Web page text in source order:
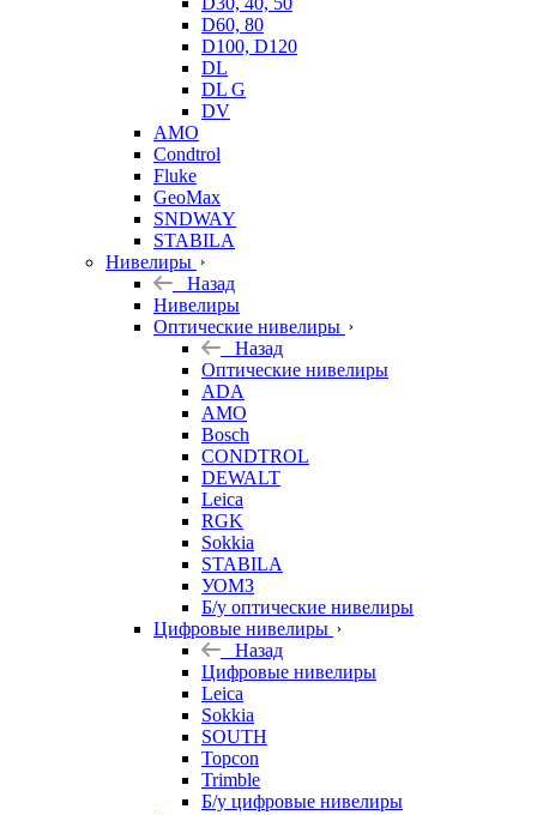
D60, 80
D100, D120
DL
DL G
DV
AMO
Condtrol
Fluke
GeoMax
SNDWAY
STABILA
Нивелиры
Назад
Нивелиры
Оптические нивелиры
Назад
Оптические нивелиры
ADA
AMO
Bosch
CONDTROL
DEWALT
Leica
RGK
Sokkia
STABILA
УОМЗ
Б/у оптические нивелиры
Цифровые нивелиры
Назад
Цифровые нивелиры
Leica
Sokkia
SOUTH
Topcon
Trimble
Б/у цифровые нивелиры